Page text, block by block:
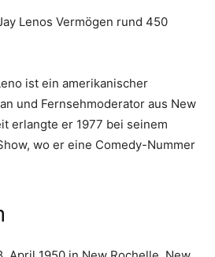
Lenos Vermögen rund 450
ist ein amerikanischer
und Fernsehmoderator aus New
erlangte er 1977 bei seinem
wo er eine Comedy-Nummer